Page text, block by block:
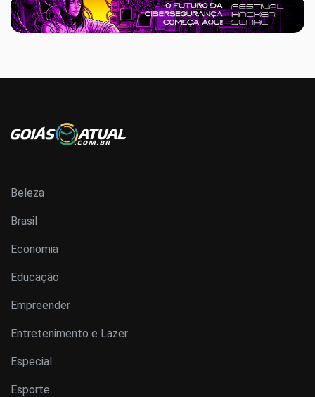
Beleza
Brasil
Economia
Educação
Empreender
Entretenimento e Lazer
Especial
Esporte